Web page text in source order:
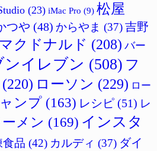
(23) iMac Pro (9) 松屋
つや (48) からやま (37)吉野
マクドナルド (208) バー
ンイレブン (508) フ
(220) ローソン (229) ロー
ンプ (163) レシピ (51) レ
メン (169) インスタ
食品 (42) カルディ (37) ダイ